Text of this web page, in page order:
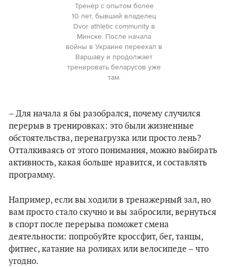
Тренер с опытом более
10 лет, бывший владелец
Dvor athletic community в
Минске. После начала
войны в Украине переехал в
Варшаву и продолжает
тренировать беларусов уже
там.
– Для начала я бы разобрался, почему случился
перерыв в тренировках: это были жизненные
обстоятельства, перенагрузка или просто лень?
Отталкиваясь от этого понимания, можно выбирать
активность, какая больше нравится, и составлять
программу.
Например, если вы ходили в тренажерный зал, но
вам просто стало скучно и вы забросили, вернуться
в спорт после перерыва поможет смена
деятельности: попробуйте кроссфит, бег, танцы,
фитнес, катание на роликах или велосипеде – что
угодно.